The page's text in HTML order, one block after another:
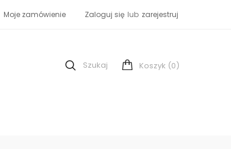
Moje zamówienie Zaloguj się lub zarejestruj
Szukaj Koszyk (0)